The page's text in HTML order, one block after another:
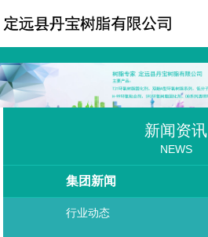
新闻资讯
NEWS
集团新闻
行业动态